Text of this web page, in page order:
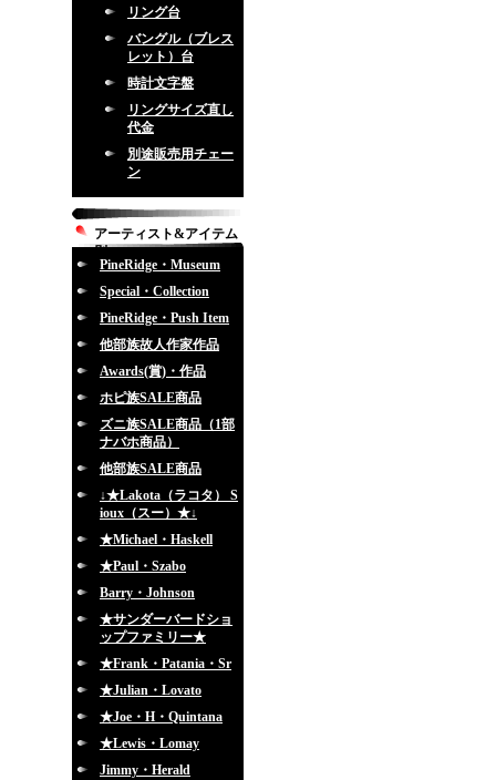
リング台
バングル（ブレス
レット）台
時計文字盤
リングサイズ直し
代金
別途販売用チェー
ン
アーティスト&アイテム
別
PineRidge・Museum
Special・Collection
PineRidge・Push Item
他部族故人作家作品
Awards(賞)・作品
ホピ族SALE商品
ズニ族SALE商品（1部
ナバホ商品）
他部族SALE商品
↓★Lakota（ラコタ） S
ioux（スー）★↓
★Michael・Haskell
★Paul・Szabo
Barry・Johnson
★サンダーバードショ
ップファミリー★
★Frank・Patania・Sr
★Julian・Lovato
★Joe・H・Quintana
★Lewis・Lomay
Jimmy・Herald